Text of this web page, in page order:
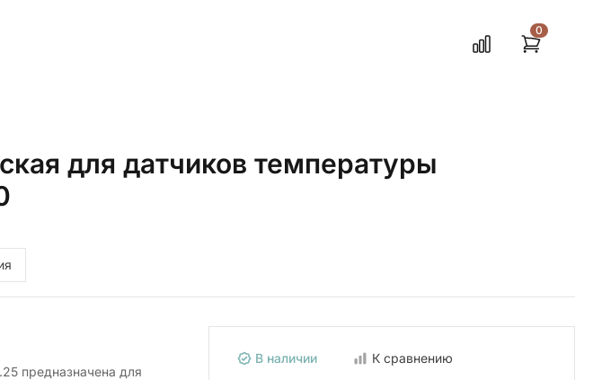
0
для датчиков температуры
предназначена для
В наличии К сравнению